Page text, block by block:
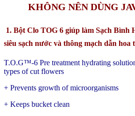
lâu
được
không?
lượng
KHÔNG NÊN DÙNG
1. Bột Clo TOG 6 giúp làm Sạch Bình
siêu sạch nước và thông mạch dẫn hoa
T.O.G™-6 Pre treatment hydrating
types of cut flowers
+ Prevents growth of microorganisms
+ Keeps bucket clean